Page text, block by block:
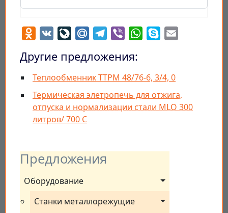
Предложения
Оборудование
Станки металлорежущие
Odnoklassniki
VK LiveJournal
Mail.RuTelegram
Viber WhatsApp
Skype
Другие предложения:
Теплообменник ТТРМ 48/76-6, 3/4, 0
Термическая элетропечь для отжига,
отпуска и нормализации стали MLО 300
литров/ 700 С